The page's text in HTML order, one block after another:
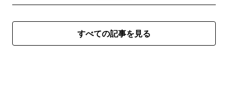
すべての記事を見る